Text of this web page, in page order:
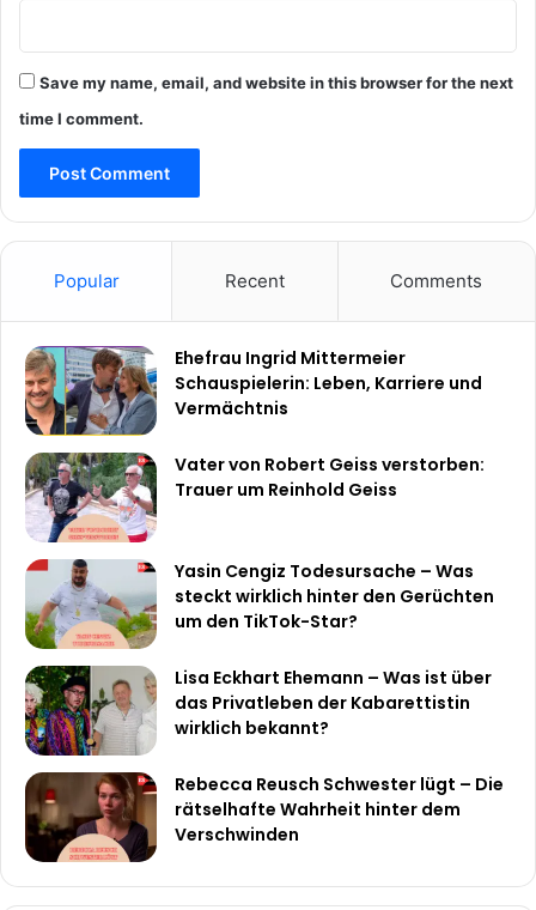
Save my name, email, and website in this browser for the next
time I comment.
Popular Recent Comments
Ehefrau Ingrid Mittermeier
Schauspielerin: Leben, Karriere und
Vermächtnis
Vater von Robert Geiss verstorben:
Trauer um Reinhold Geiss
Yasin Cengiz Todesursache – Was
steckt wirklich hinter den Gerüchten
um den TikTok-Star?
Lisa Eckhart Ehemann – Was ist über
das Privatleben der Kabarettistin
wirklich bekannt?
Rebecca Reusch Schwester lügt – Die
rätselhafte Wahrheit hinter dem
Verschwinden